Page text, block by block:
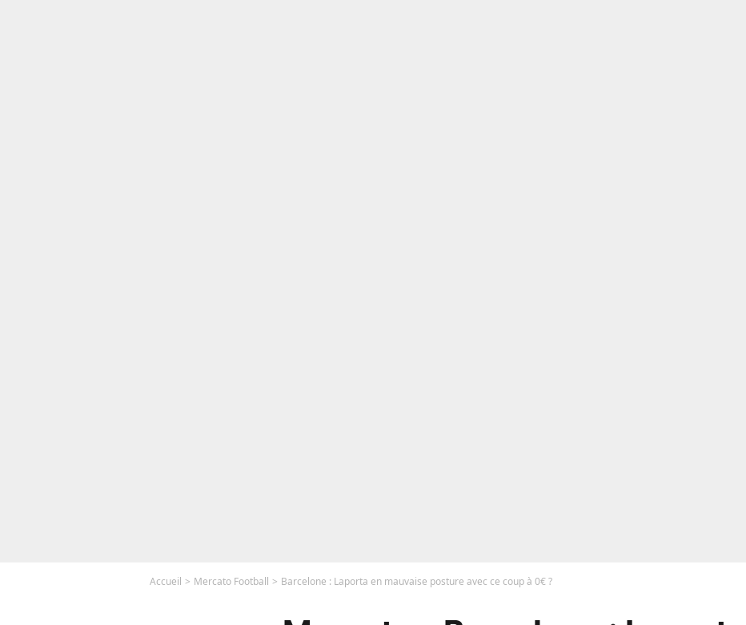
Accueil Mercato Football Barcelone : Laporta en mauvaise posture avec ce coup à 0€ ?